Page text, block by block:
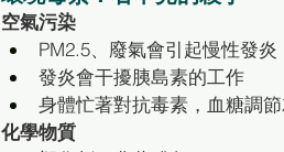
空氣污染
PM2.5、廢氣會引起慢性發炎
發炎會干擾胰島素的工作
身體忙著對抗毒素，血糖調
化學物質